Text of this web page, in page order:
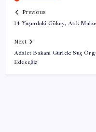
Previous
14 Yaşındaki Gökay, Atık
Next
Adalet Bakanı Gürlek: Suç
Edeceğiz